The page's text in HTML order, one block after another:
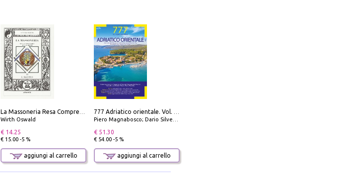
Wirth Oswald
€ 14.25
€ 15.00 -5 %
aggiungi al carrello
Piero Magnabosco; Dario Silvestro; Marco Sbrizzi
€ 51.30
€ 54.00 -5 %
aggiungi al carrello